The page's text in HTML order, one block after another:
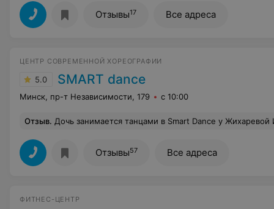
Отзывы17 Все адреса
ЦЕНТР СОВРЕМЕННОЙ ХОРЕОГРАФИИ
5.0 SMART dance
Минск, пр-т Независимости, 179 с 10:00
Отзыв. Дочь занимается танцами в Smart Dance у Жихаревой Инги Игоревны. Всегда идёт на занятия с огромным удовольствием. Инга Игоревна преподаватель с большой буквы!!! Умеет найти подход к каждому ребенку,
Отзывы57 Все адреса
ФИТНЕС-ЦЕНТР